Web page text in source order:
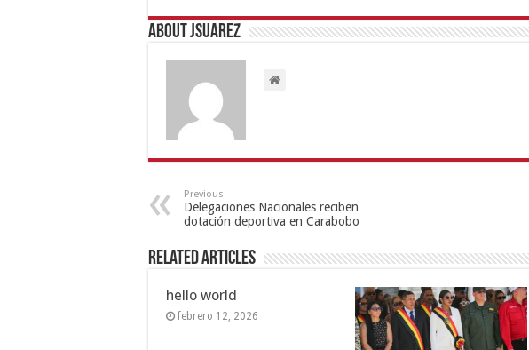
About Jsuarez
Previous
Delegaciones Nacionales reciben
dotación deportiva en Carabobo
Related Articles
hello world
febrero 12, 2026